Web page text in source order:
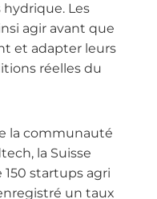
Les
agir avant que
et adapter leurs
réelles du
la communauté
la Suisse
startups agri
un taux